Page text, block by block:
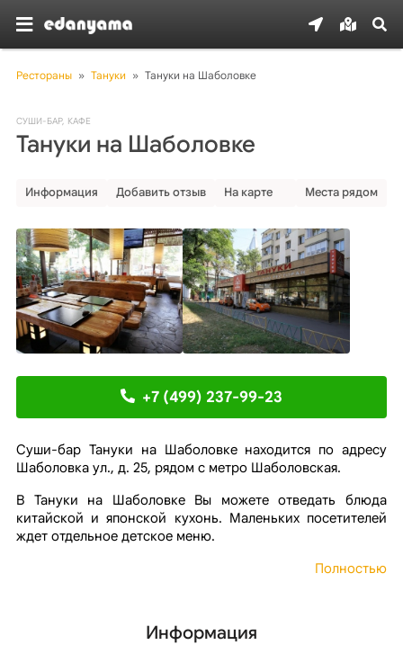
Рестораны » Тануки » Тануки на Шаболовке
СУШИ-БАР, КАФЕ
Тануки на Шаболовке
Информация Добавить отзыв На карте Места рядом
+7 (499) 237-99-23
Суши-бар Тануки на Шаболовке находится по адресу
Шаболовка ул., д. 25, рядом с метро Шаболовская.
В Тануки на Шаболовке Вы можете отведать блюда
китайской и японской кухонь. Маленьких посетителей
ждет отдельное детское меню.
Полностью
Информация